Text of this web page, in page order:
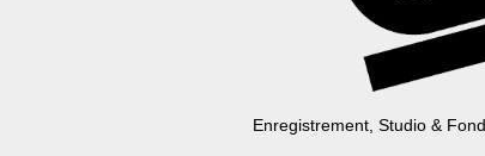
Enregistrement, Studio &